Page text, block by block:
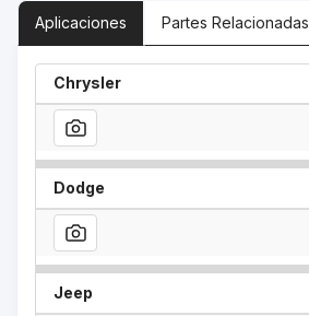
Aplicaciones Partes Relacionadas
Chrysler
Dodge
Jeep